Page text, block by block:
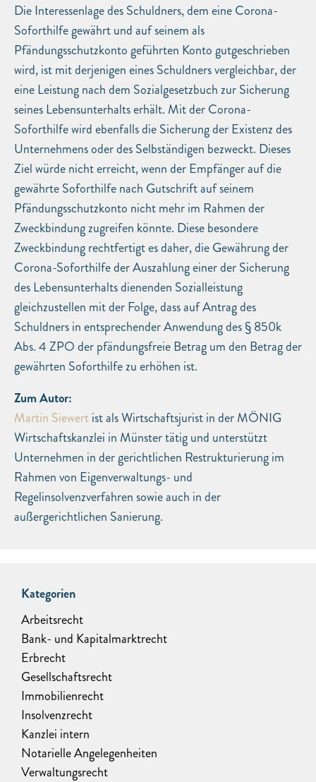
Die Interessenlage des Schuldners, dem eine Corona-
Soforthilfe gewährt und auf seinem als
Pfändungsschutzkonto geführten Konto gutgeschrieben
wird, ist mit derjenigen eines Schuldners vergleichbar, der
eine Leistung nach dem Sozialgesetzbuch zur Sicherung
seines Lebensunterhalts erhält. Mit der Corona-
Soforthilfe wird ebenfalls die Sicherung der Existenz des
Unternehmens oder des Selbständigen bezweckt. Dieses
Ziel würde nicht erreicht, wenn der Empfänger auf die
gewährte Soforthilfe nach Gutschrift auf seinem
Pfändungsschutzkonto nicht mehr im Rahmen der
Zweckbindung zugreifen könnte. Diese besondere
Zweckbindung rechtfertigt es daher, die Gewährung der
Corona-Soforthilfe der Auszahlung einer der Sicherung
des Lebensunterhalts dienenden Sozialleistung
gleichzustellen mit der Folge, dass auf Antrag des
Schuldners in entsprechender Anwendung des § 850k
Abs. 4 ZPO der pfändungsfreie Betrag um den Betrag der
gewährten Soforthilfe zu erhöhen ist.
Zum Autor:
Martin Siewertist als Wirtschaftsjurist in der MÖNIG
Wirtschaftskanzlei in Münster tätig und unterstützt
Unternehmen in der gerichtlichen Restrukturierung im
Rahmen von Eigenverwaltungs- und
Regelinsolvenzverfahren sowie auch in der
außergerichtlichen Sanierung.
Kategorien
Arbeitsrecht
Bank- und Kapitalmarktrecht
Erbrecht
Gesellschaftsrecht
Immobilienrecht
Insolvenzrecht
Kanzlei intern
Notarielle Angelegenheiten
Verwaltungsrecht